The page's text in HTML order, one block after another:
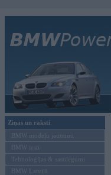
Ziņas un raksti
BMW modeļu jaunumi
BMW testi
Tehnoloģijas & sasniegumi
BMW Latvijā